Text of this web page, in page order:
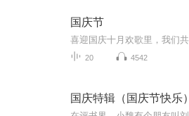
国庆节
20 4542
国庆特辑（国庆节快乐）